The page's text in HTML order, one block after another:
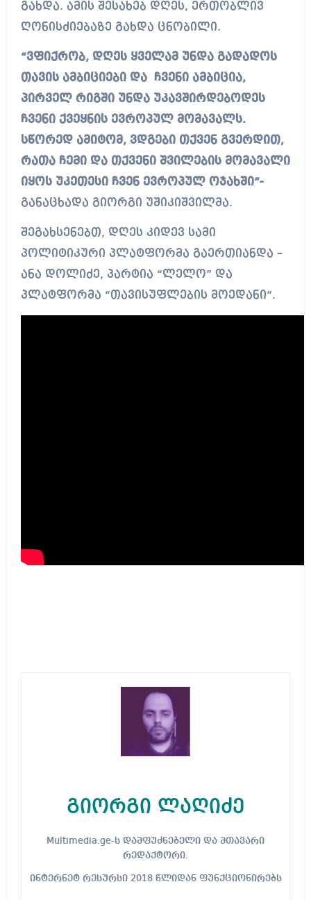
გახდა. ამის შესახებ დღეს, ერთობლივ
ღონისძიებაზე გახდა ცნობილი.
“ვფიქრობ, დღეს ყველამ უნდა გადადოს
თავის ამბიციები და ჩვენი ამბიცია,
პირველ რიგში უნდა უკავშირდებოდეს
ჩვენი ქვეყნის ევროპულ მომავალს.
სწორედ ამიტომ, ვდგები თქვენ გვერდით,
რათა ჩემი და თქვენი შვილების მომავალი
იყოს უკეთესი ჩვენ ევროპულ ოჯახში”-
განაცხადა გიორგი უშიკიშვილმა.
შეგახსენებთ, დღეს კიდევ სამი
პოლიტიკური პლატფორმა გაერთიანდა –
ანა დოლიძე, პარტია “ლელო” და
პლატფორმა “თავისუფლების მოედანი”.
გიორგი ლაღიძე
Multimedia.ge-ს დამფუძნებელი და მთავარი
რედაქტორი.
ინტერნეტ რესურსი 2018 წლიდან ფუნქციონირებს